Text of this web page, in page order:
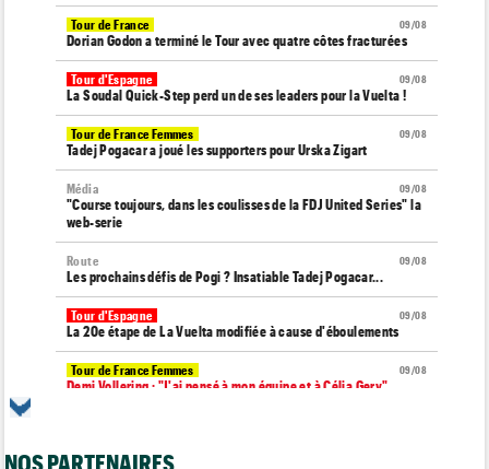
09/08
Tour de France
Dorian Godon a terminé le Tour avec quatre côtes fracturées
09/08
Tour d'Espagne
La Soudal Quick-Step perd un de ses leaders pour la Vuelta !
09/08
Tour de France Femmes
Tadej Pogacar a joué les supporters pour Urska Zigart
09/08
Média
"Course toujours, dans les coulisses de la FDJ United Series" la
web-serie
09/08
Route
Les prochains défis de Pogi ? Insatiable Tadej Pogacar...
09/08
Tour d'Espagne
La 20e étape de La Vuelta modifiée à cause d'éboulements
09/08
Tour de France Femmes
Demi Vollering : "J'ai pensé à mon équipe et à Célia Gery"
NOS PARTENAIRES